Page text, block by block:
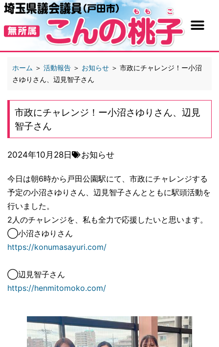
ホーム ＞ 活動報告 ＞ お知らせ ＞ 市政にチャレンジ！ー小沼
さゆりさん、辺見智子さん
市政にチャレンジ！ー小沼さゆりさん、辺見
智子さん
2024年10月28日 お知らせ
今日は朝6時から戸田公園駅にて、市政にチャレンジする
予定の小沼さゆりさん、辺見智子さんとともに駅頭活動を
行いました。
2人のチャレンジを、私も全力で応援したいと思います。
◯小沼さゆりさん
https://konumasayuri.com/
◯辺見智子さん
https://henmitomoko.com/